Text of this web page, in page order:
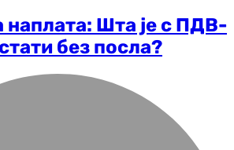
наплата: Шта је с ПДВ-
без посла?